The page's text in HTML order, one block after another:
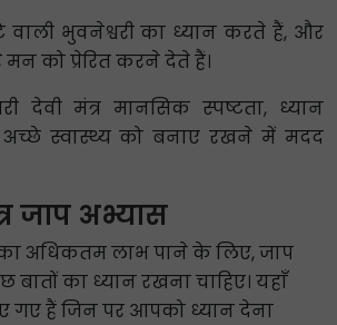
वाली भुवनेश्वरी का ध्यान करते हैं, और
मन को प्रेरित करने देते हैं।
देवी मंत्र मानसिक स्पष्टता, ध्यान
स्वास्थ्य को बनाए रखने में मदद
जाप अभ्यास
का अधिकतम लाभ पाने के लिए, जाप
का ध्यान रखना चाहिए। यहाँ
गए हैं जिन पर आपको ध्यान देना